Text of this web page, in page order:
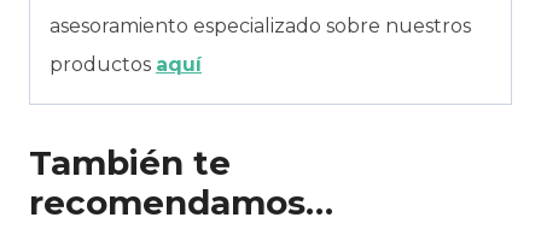
asesoramiento especializado sobre nuestros
productos aquí
También te
recomendamos…